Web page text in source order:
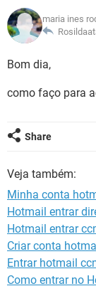
INSTAGRAM
GUIA DE COMPRAS
OUTLOOK
INSTAGRAM
GUIA DE COMPRAS
JOGOS
CELULAR
GLOSSÁRIO
JOGOS
CELULAR
OUTLOOK
GUIA DE COMPRAS
maria ines
Bom dia,
como faço para
Share
Veja também:
Minha conta
Hotmail entrar
Hotmail entrar
Criar conta
Entrar hotmail
Como entrar no